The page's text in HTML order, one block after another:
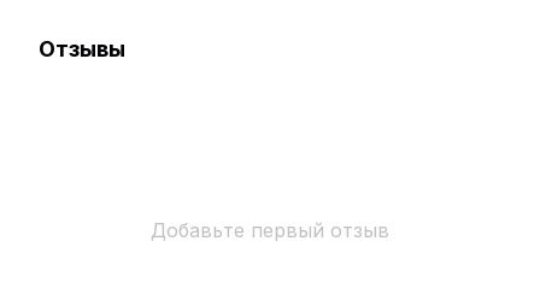
Отзывы
Добавьте первый отзыв